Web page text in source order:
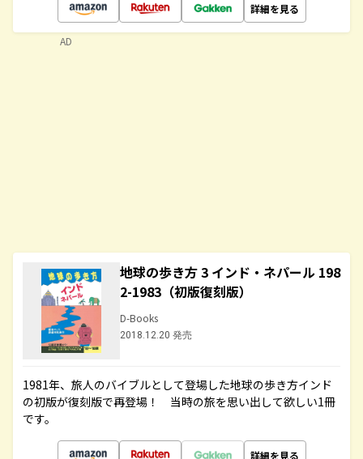
詳細を見る
地球の歩き方 3 インド・ネパール 198
2-1983（初版復刻版）
D-Books
2018.12.20 発売
1981年、旅人のバイブルとして登場した地球の歩き方インド
の初版が復刻版で再登場！ 当時の旅を思い出して欲しい1冊
です。
詳細を見る
AD